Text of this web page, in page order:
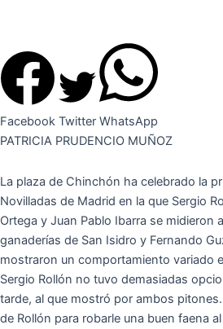
Facebook Twitter WhatsApp
PATRICIA PRUDENCIO MUÑOZ
La plaza de Chinchón ha celebrado la
Novilladas de Madrid en la que Sergio
Ortega y Juan Pablo Ibarra se midieron
ganaderías de San Isidro y Fernando
mostraron un comportamiento variado
Sergio Rollón no tuvo demasiadas
tarde, al que mostró por ambos
de Rollón para robarle una buen faena